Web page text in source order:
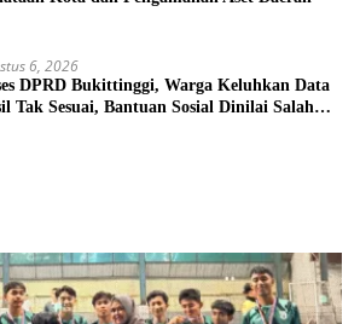
6, 2026
DPRD Bukittinggi, Warga Keluhkan Data
Tak Sesuai, Bantuan Sosial Dinilai Salah